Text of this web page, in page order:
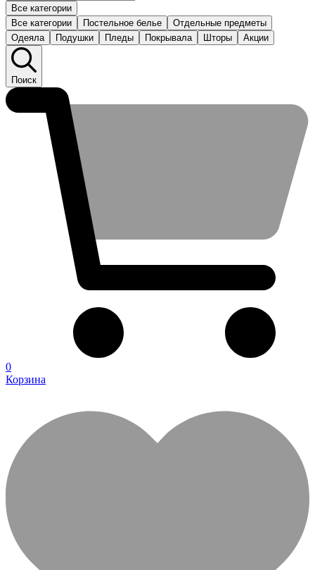
Все категории
Все категории
Постельное белье
Отдельные предметы
Одеяла
Подушки Пледы Покрывала Шторы Акции
Поиск
0
Корзина